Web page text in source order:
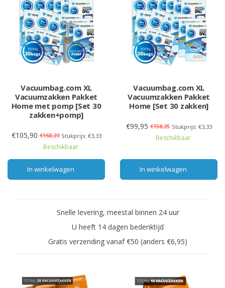
Vacuumbag.com XL
Vacuumzakken Pakket
Home met pomp [Set 30
zakken+pomp]
€105,90 €168,20 Stukprijs: €3,33
Beschikbaar
In winkelwagen
Vacuumbag.com XL
Vacuumzakken Pakket
Home [Set 30 zakken]
€99,95 €158,25 Stukprijs: €3,33
Beschikbaar
In winkelwagen
Snelle levering, meestal binnen 24 uur
U heeft 14 dagen bedenktijd
Gratis verzending vanaf €50 (anders €6,95)